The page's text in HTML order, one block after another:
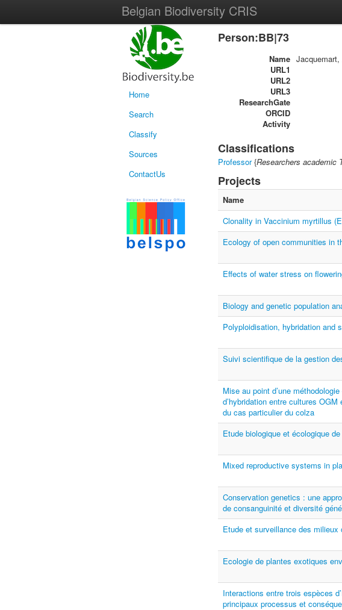
Belgian Biodiversity CRIS
Home
Search
Classify
Sources
ContactUs
Person:BB|73
Name Jacquemart,
URL1
URL2
URL3
ResearchGate
ORCID
Activity
Classifications
Professor{Researchers academic
Projects
Name
Clonality in Vaccinium myrtillus
Ecology of open communities in
Effects of water stress on
Biology and genetic population
Polyploidisation, hybridation and
Suivi scientifique de la gestion
Mise au point d’une
d’hybridation entre cultures
du cas particulier du colza
Etude biologique et écologique
Mixed reproductive systems in
Conservation genetics : une
de consanguinité et diversité
Etude et surveillance des
Ecologie de plantes exotiques
Interactions entre trois espèces
principaux processus et